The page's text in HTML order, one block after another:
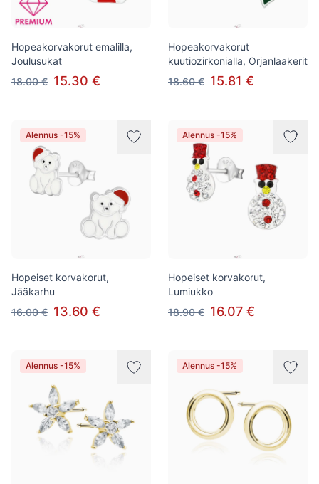
Hopeakorvakorut emalilla,
Joulusukat
18.00 € 15.30 €
Hopeakorvakorut
kuutiozirkonialla, Orjanlaakerit
18.60 € 15.81 €
Alennus -15%
Hopeiset korvakorut,
Jääkarhu
16.00 € 13.60 €
Alennus -15%
Hopeiset korvakorut,
Lumiukko
18.90 € 16.07 €
Alennus -15% Alennus -15%